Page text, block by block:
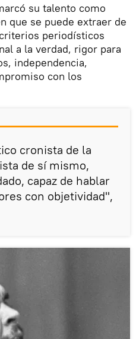
su talento como
que se puede extraer de
periodísticos
a la verdad, rigor para
independencia,
con los
cronista de la
de sí mismo,
capaz de hablar
con objetividad",